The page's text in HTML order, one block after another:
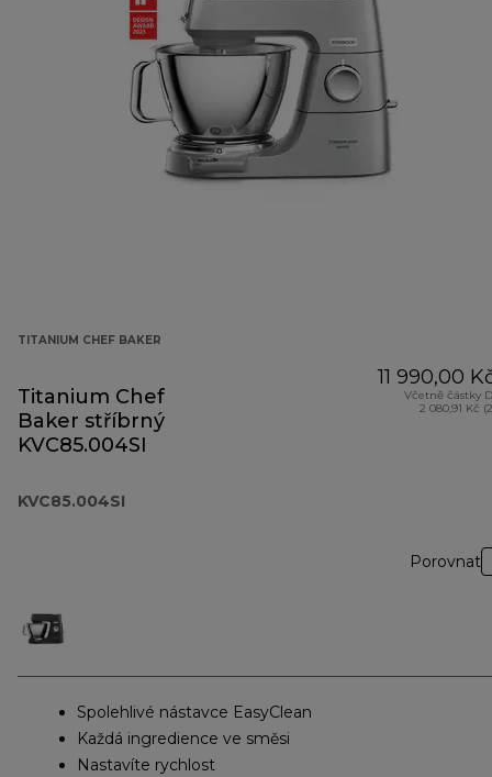
TITANIUM CHEF BAKER
Titanium Chef
Baker stříbrný
KVC85.004SI
KVC85.004SI
11 990,00
Včetně částky
2 080,91 Kč
Porovnat
Spolehlivé nástavce EasyClean
Každá ingredience ve směsi
Nastavíte rychlost